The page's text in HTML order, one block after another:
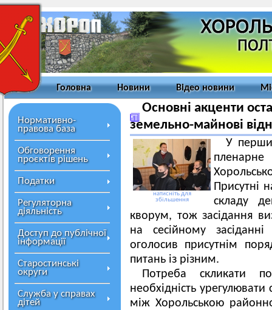
Головна Новини Відео новини
Нормативно-
правова база
Обговорення
проєктів рішень
Податки
Регуляторна
діяльність
Доступ до публічної
інформації
Старостинські
округи
Служба у справах
дітей
Основні акценти
земельно-майнові
натисніть для
збільшення
У
пленарне
Присутні
складу
кворум, тож засідання
на сесійному
оголосив присутнім
питань із різним.
Потреба скликати
необхідність
між Хорольською